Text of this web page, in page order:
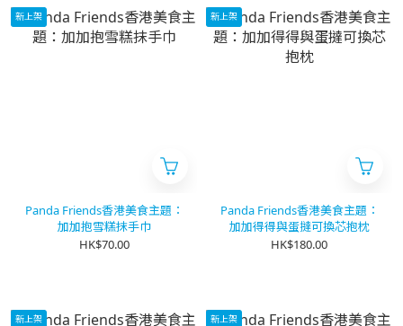
新上架
Panda Friends香港美食主題：
加加抱雪糕抹手巾
HK$70.00
新上架
Panda Friends香港美食主題：
加加得得與蛋撻可換芯抱枕
HK$180.00
新上架 新上架